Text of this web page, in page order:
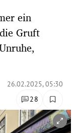
ein
Gruft
26.02.2025, 05:30
28